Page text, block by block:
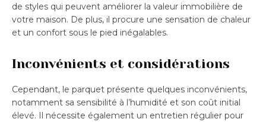
de styles qui peuvent améliorer la valeur immobilière de
votre maison. De plus, il procure une sensation de chaleur
et un confort sous le pied inégalables.
Inconvénients et considérations
Cependant, le parquet présente quelques inconvénients,
notamment sa sensibilité à l’humidité et son coût initial
élevé. Il nécessite également un entretien régulier pour